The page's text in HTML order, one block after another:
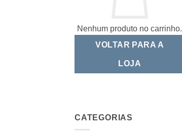
Nenhum produto no carrinho.
VOLTAR PARA A
LOJA
CATEGORIAS